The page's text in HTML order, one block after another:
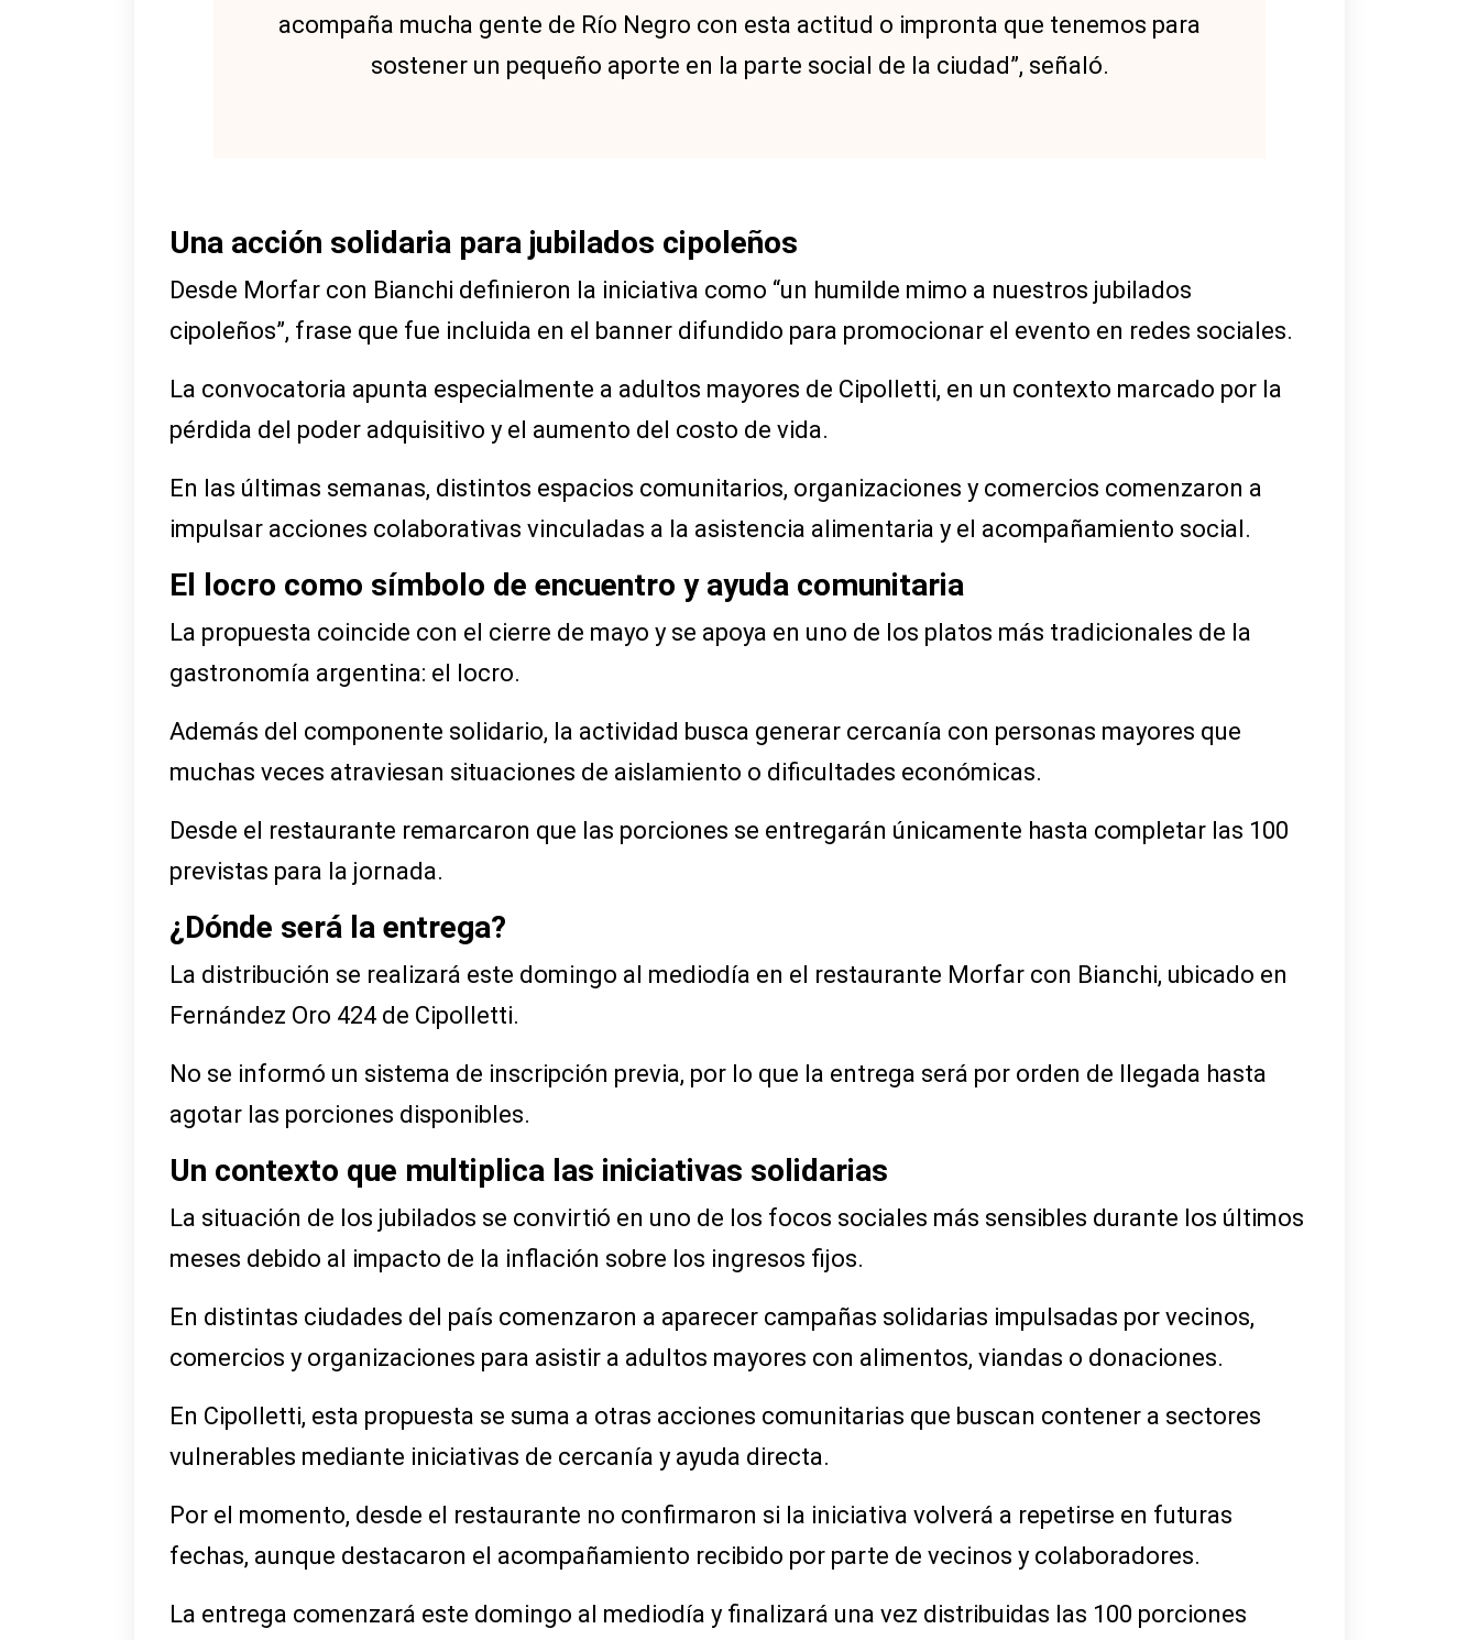
acompaña mucha gente de Río Negro con esta actitud o impronta que tenemos para
sostener un pequeño aporte en la parte social de la ciudad”, señaló.
Una acción solidaria para jubilados cipoleños
Desde Morfar con Bianchi definieron la iniciativa como “un humilde mimo a nuestros jubilados
cipoleños”, frase que fue incluida en el banner difundido para promocionar el evento en redes sociales.
La convocatoria apunta especialmente a adultos mayores de Cipolletti, en un contexto marcado por la
pérdida del poder adquisitivo y el aumento del costo de vida.
En las últimas semanas, distintos espacios comunitarios, organizaciones y comercios comenzaron a
impulsar acciones colaborativas vinculadas a la asistencia alimentaria y el acompañamiento social.
El locro como símbolo de encuentro y ayuda comunitaria
La propuesta coincide con el cierre de mayo y se apoya en uno de los platos más tradicionales de la
gastronomía argentina: el locro.
Además del componente solidario, la actividad busca generar cercanía con personas mayores que
muchas veces atraviesan situaciones de aislamiento o dificultades económicas.
Desde el restaurante remarcaron que las porciones se entregarán únicamente hasta completar las 100
previstas para la jornada.
¿Dónde será la entrega?
La distribución se realizará este domingo al mediodía en el restaurante Morfar con Bianchi, ubicado en
Fernández Oro 424 de Cipolletti.
No se informó un sistema de inscripción previa, por lo que la entrega será por orden de llegada hasta
agotar las porciones disponibles.
Un contexto que multiplica las iniciativas solidarias
La situación de los jubilados se convirtió en uno de los focos sociales más sensibles durante los últimos
meses debido al impacto de la inflación sobre los ingresos fijos.
En distintas ciudades del país comenzaron a aparecer campañas solidarias impulsadas por vecinos,
comercios y organizaciones para asistir a adultos mayores con alimentos, viandas o donaciones.
En Cipolletti, esta propuesta se suma a otras acciones comunitarias que buscan contener a sectores
vulnerables mediante iniciativas de cercanía y ayuda directa.
Por el momento, desde el restaurante no confirmaron si la iniciativa volverá a repetirse en futuras
fechas, aunque destacaron el acompañamiento recibido por parte de vecinos y colaboradores.
La entrega comenzará este domingo al mediodía y finalizará una vez distribuidas las 100 porciones